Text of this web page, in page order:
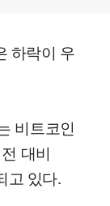
하락이 우
비트코인
대비
고 있다.